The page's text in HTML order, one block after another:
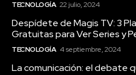
TECNOLOGÍA 22 julio, 2024
Despídete de Magis TV: 3
Gratuitas para Ver Series y
TECNOLOGÍA 4 septiembre, 2024
La comunicación: el debate